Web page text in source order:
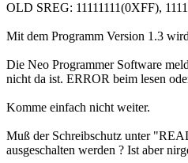
OLD SREG: 11111111(0XFF),
Mit dem Programm Version 1.3
Die Neo Programmer Software
nicht da ist. ERROR beim lesen
Komme einfach nicht weiter.
Muß der Schreibschutz unter
ausgeschalten werden ? Ist aber